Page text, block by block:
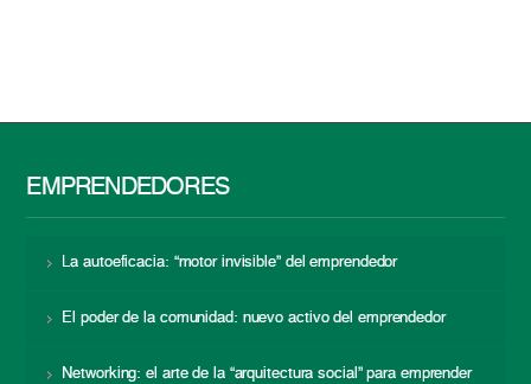
EMPRENDEDORES
La autoeficacia: “motor invisible” del emprendedor
El poder de la comunidad: nuevo activo del emprendedor
Networking: el arte de la “arquitectura social” para emprender